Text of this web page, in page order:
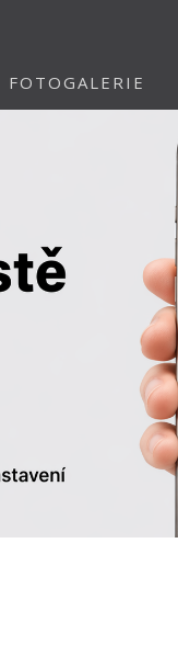
FOTOGALERIE